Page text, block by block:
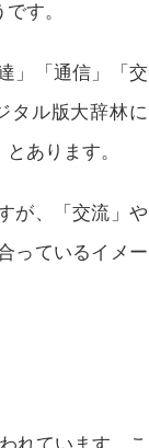
す。
」「通信」「交
タル版大辞林に
あります。
が、「交流」や
っているイメー